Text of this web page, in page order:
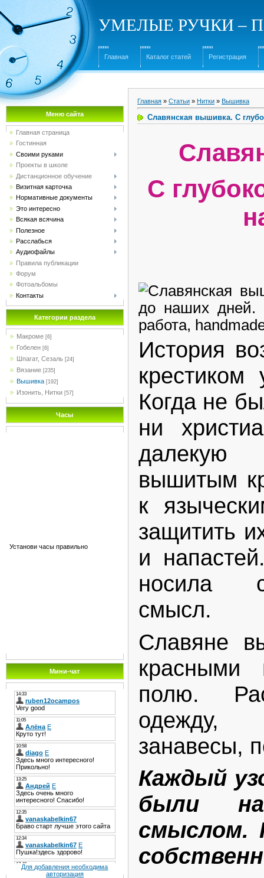
УМЕЛЫЕ РУЧКИ –
Главная Каталог статей Регистрация
Меню сайта
Главная страница
Гостинная
Своими руками
Проекты в школе
Дистанционное обучение
Визитная карточка
Нормативные документы
Это интересно
Всякая всячина
Полезное
Расслабься
Аудиофайлы
Правила публикации
Форум
Фотоальбомы
Контакты
Категории раздела
Макроме [6]
Гобелен [6]
Шпагат, Сезаль [24]
Вязание [235]
Вышивка [192]
Изонить, Нитки [57]
Часы
Установи часы правильно
Мини-чат
Для добавления необходима
авторизация
Главная » Статьи » Нитки » Вышивка
Славянская вышивка. С
С
История
крестиком
Когда не
ни
вышитым
к
защитить
и
носила
смысл.
Славяне
красными
полю.
одежду,
занавесы,
Каждый
были
смыслом.